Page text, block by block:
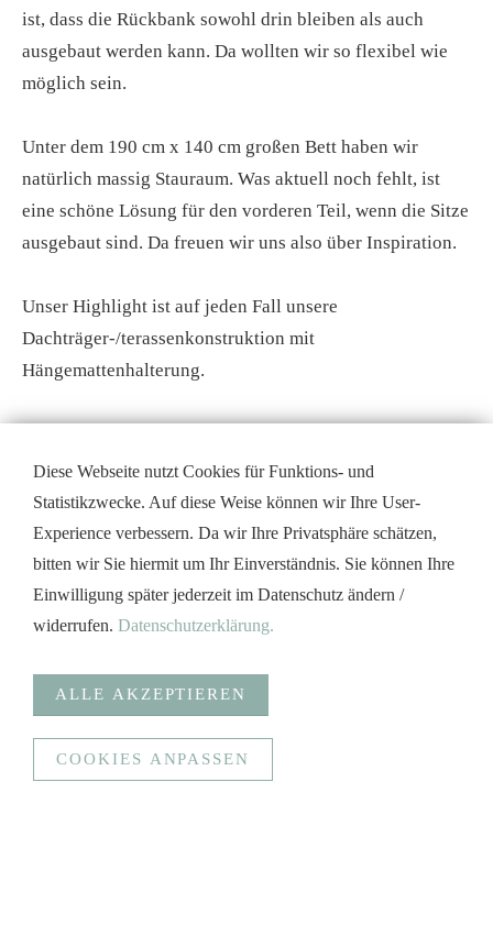
ist, dass die Rückbank sowohl drin bleiben als auch
ausgebaut werden kann. Da wollten wir so flexibel wie
möglich sein.
Unter dem 190 cm x 140 cm großen Bett haben wir
natürlich massig Stauraum. Was aktuell noch fehlt, ist
eine schöne Lösung für den vorderen Teil, wenn die Sitze
ausgebaut sind. Da freuen wir uns also über Inspiration.
Unser Highlight ist auf jeden Fall unsere
Dachträger-/terassenkonstruktion mit
Hängemattenhalterung.
Diese Webseite nutzt Cookies für Funktions- und
Statistikzwecke. Auf diese Weise können wir Ihre User-
Experience verbessern. Da wir Ihre Privatsphäre schätzen,
bitten wir Sie hiermit um Ihr Einverständnis. Sie können Ihre
Einwilligung später jederzeit im Datenschutz ändern /
widerrufen. Datenschutzerklärung.
ALLE AKZEPTIEREN
COOKIES ANPASSEN